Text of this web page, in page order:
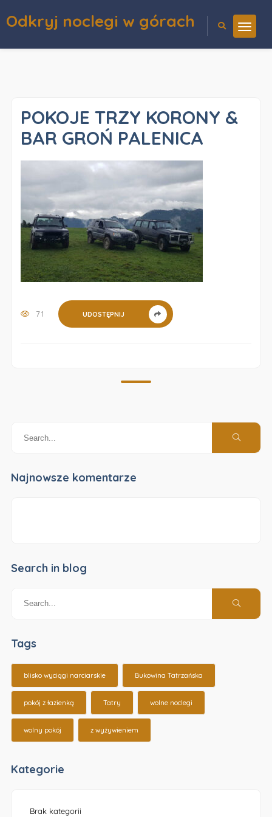
Odkryj noclegi w górach
POKOJE TRZY KORONY &
BAR GROŃ PALENICA
71 UDOSTĘPNIJ
Najnowsze komentarze
Search in blog
Tags
blisko wyciągi narciarskie Bukowina Tatrzańska
pokój z łazienką Tatry wolne noclegi
wolny pokój z wyżywieniem
Kategorie
Brak kategorii